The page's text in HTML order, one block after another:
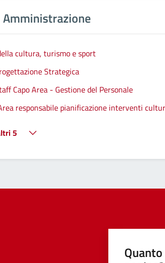
Amministrazione
cultura, turismo e sport
Strategica
Capo Area - Gestione del Personale
responsabile pianificazione interventi
5